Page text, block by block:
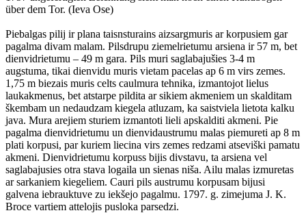
über dem Tor. (Ieva Ose)
Piebalgas pilij ir plana taisnsturains aizsargmuris ar korpusiem gar
pagalma divam malam. Pilsdrupu ziemelrietumu arsiena ir 57 m, bet
dienvidrietumu – 49 m gara. Pils muri saglabajušies 3-4 m
augstuma, tikai dienvidu muris vietam pacelas ap 6 m virs zemes.
1,75 m biezais muris celts caulmura tehnika, izmantojot lielus
laukakmenus, bet atstarpe pildita ar sikiem akmeniem un skalditam
škembam un nedaudzam kiegela atluzam, ka saistviela lietota kalku
java. Mura arejiem sturiem izmantoti lieli apskalditi akmeni. Pie
pagalma dienvidrietumu un dienvidaustrumu malas piemureti ap 8 m
plati korpusi, par kuriem liecina virs zemes redzami atseviški pamatu
akmeni. Dienvidrietumu korpuss bijis divstavu, ta arsiena vel
saglabajusies otra stava logaila un sienas niša. Ailu malas izmuretas
ar sarkaniem kiegeliem. Cauri pils austrumu korpusam bijusi
galvena iebrauktuve zu iekšejo pagalmu. 1797. g. zimejuma J. K.
Broce vartiem attelojis pusloka parsedzi.